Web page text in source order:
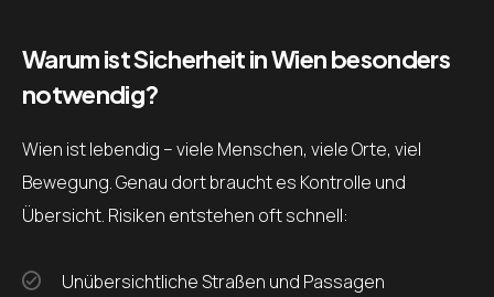
Warum ist Sicherheit in Wien besonders
notwendig?
Wien ist lebendig – viele Menschen, viele Orte, viel
Bewegung. Genau dort braucht es Kontrolle und
Übersicht. Risiken entstehen oft schnell:
Unübersichtliche Straßen und Passagen